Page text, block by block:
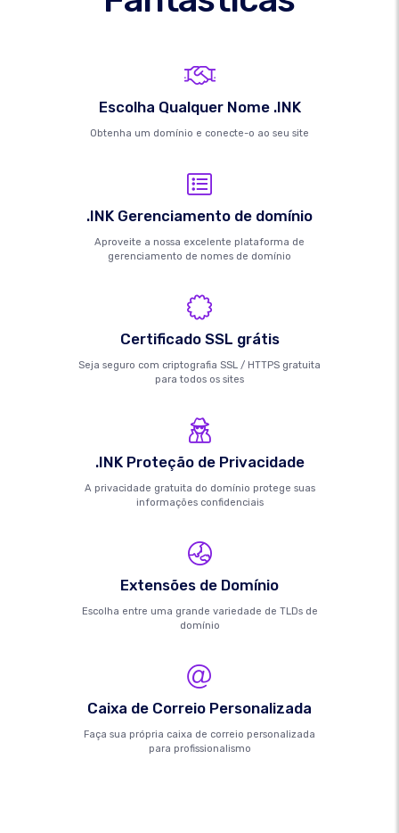
Escolha Qualquer Nome .INK
Obtenha um domínio e conecte-o ao seu site
.INK Gerenciamento de domínio
Aproveite a nossa excelente plataforma de
gerenciamento de nomes de domínio
Certificado SSL grátis
Seja seguro com criptografia SSL / HTTPS gratuita
para todos os sites
.INK Proteção de Privacidade
A privacidade gratuita do domínio protege suas
informações confidenciais
Extensões de Domínio
Escolha entre uma grande variedade de TLDs de
domínio
Caixa de Correio Personalizada
Faça sua própria caixa de correio personalizada
para profissionalismo